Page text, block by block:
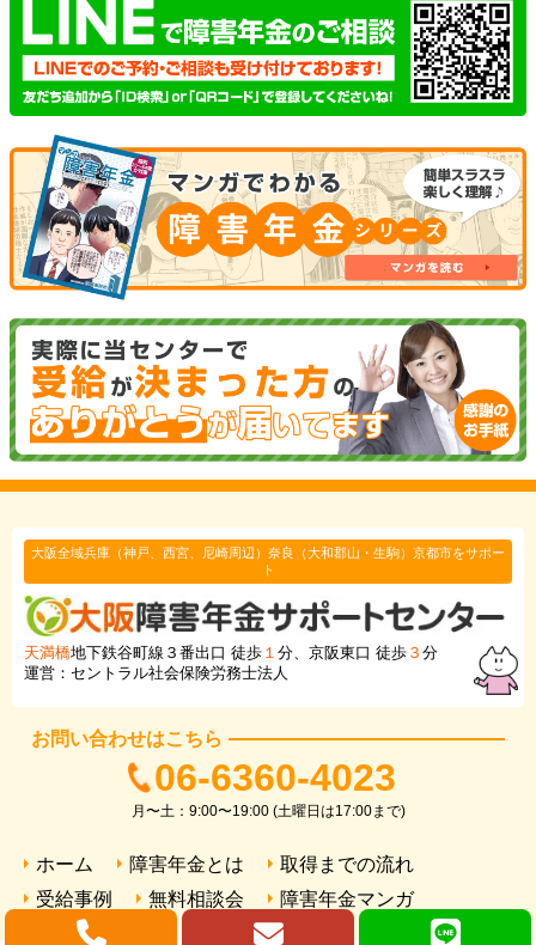
大阪全域兵庫（神戸、西宮、尼崎周辺）奈良（大和郡山・生駒）京都市をサポー
ト
天満橋地下鉄谷町線３番出口 徒歩 １ 分、京阪東口 徒歩 ３ 分
運営：セントラル社会保険労務士法人
お問い合わせはこちら
06-6360-4023
月〜土：9:00〜19:00 (土曜日は17:00まで)
ホーム 障害年金とは
取得までの流れ
受給事例
無料相談会 障害年金マンガ